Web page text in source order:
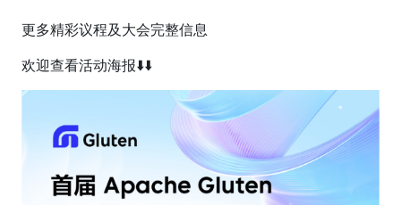
更多精彩议程及大会完整信息
欢迎查看活动海报⬇️⬇️